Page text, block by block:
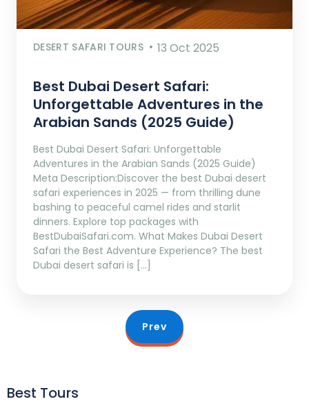
DESERT SAFARI TOURS 13 Oct 2025
Best Dubai Desert Safari:
Unforgettable Adventures in the
Arabian Sands (2025 Guide)
Best Dubai Desert Safari: Unforgettable
Adventures in the Arabian Sands (2025 Guide)
Meta Description:Discover the best Dubai desert
safari experiences in 2025 — from thrilling dune
bashing to peaceful camel rides and starlit
dinners. Explore top packages with
BestDubaiSafari.com. What Makes Dubai Desert
Safari the Best Adventure Experience? The best
Dubai desert safari is […]
Prev
Best Tours